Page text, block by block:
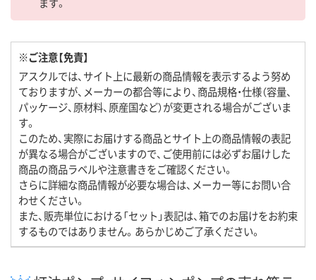
※ご注意【免責】
アスクルでは、サイト上に最新の商品情報を表示するよう努め
ておりますが、メーカーの都合等により、商品規格・仕様（容量、
パッケージ、原材料、原産国など）が変更される場合がございま
す。
このため、実際にお届けする商品とサイト上の商品情報の表記
が異なる場合がございますので、ご使用前には必ずお届けした
商品の商品ラベルや注意書きをご確認ください。
さらに詳細な商品情報が必要な場合は、メーカー等にお問い合
わせください。
また、販売単位における「セット」表記は、箱でのお届けをお約束
するものではありません。あらかじめご了承ください。